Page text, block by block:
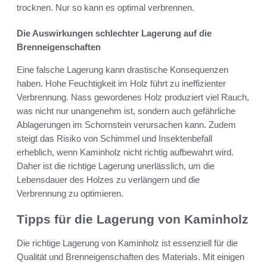
trocknen. Nur so kann es optimal verbrennen.
Die Auswirkungen schlechter Lagerung auf die
Brenneigenschaften
Eine falsche Lagerung kann drastische Konsequenzen
haben. Hohe Feuchtigkeit im Holz führt zu ineffizienter
Verbrennung. Nass gewordenes Holz produziert viel Rauch,
was nicht nur unangenehm ist, sondern auch gefährliche
Ablagerungen im Schornstein verursachen kann. Zudem
steigt das Risiko von Schimmel und Insektenbefall
erheblich, wenn Kaminholz nicht richtig aufbewahrt wird.
Daher ist die richtige Lagerung unerlässlich, um die
Lebensdauer des Holzes zu verlängern und die
Verbrennung zu optimieren.
Tipps für die Lagerung von Kaminholz
Die richtige Lagerung von Kaminholz ist essenziell für die
Qualität und Brenneigenschaften des Materials. Mit einigen